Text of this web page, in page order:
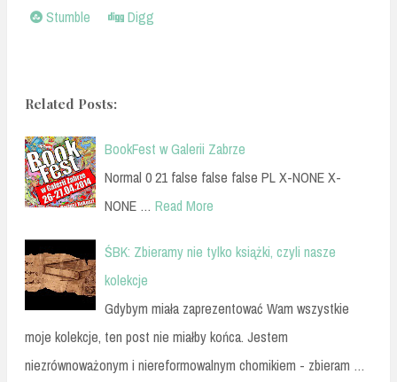
Stumble
Digg
Related Posts:
BookFest w Galerii Zabrze
Normal 0 21 false false false PL X-NONE X-
NONE … Read More
ŚBK: Zbieramy nie tylko książki, czyli nasze
kolekcje
Gdybym miała zaprezentować Wam wszystkie
moje kolekcje, ten post nie miałby końca. Jestem
niezrównoważonym i niereformowalnym chomikiem - zbieram …